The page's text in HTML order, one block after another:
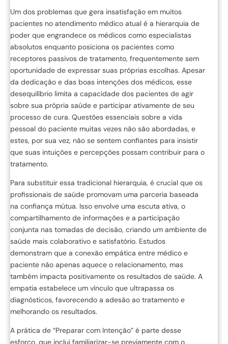
Um dos problemas que gera insatisfação em muitos
pacientes no atendimento médico atual é a hierarquia de
poder que engrandece os médicos como especialistas
absolutos enquanto posiciona os pacientes como
receptores passivos de tratamento, frequentemente sem
oportunidade de expressar suas próprias escolhas. Apesar
da dedicação e das boas intenções dos médicos, esse
desequilíbrio limita a capacidade dos pacientes de agir
sobre sua própria saúde e participar ativamente de seu
processo de cura. Questões essenciais sobre a vida
pessoal do paciente muitas vezes não são abordadas, e
estes, por sua vez, não se sentem confiantes para insistir
que suas intuições e percepções possam contribuir para o
tratamento.
Para substituir essa tradicional hierarquia, é crucial que os
profissionais de saúde promovam uma parceria baseada
na confiança mútua. Isso envolve uma escuta ativa, o
compartilhamento de informações e a participação
conjunta nas tomadas de decisão, criando um ambiente de
saúde mais colaborativo e satisfatório. Estudos
demonstram que a conexão empática entre médico e
paciente não apenas aquece o relacionamento, mas
também impacta positivamente os resultados de saúde. A
empatia estabelece um vínculo que ultrapassa os
diagnósticos, favorecendo a adesão ao tratamento e
melhorando os resultados.
A prática de “Preparar com Intenção” é parte desse